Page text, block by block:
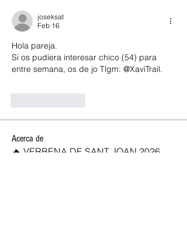
joseksat
Feb 16
Hola pareja.
Si os pudiera interesar chico (54) para
entre semana, os de jo Tlgm: @XaviTrail.
Acerca de
🔥 VERBENA DE SANT JOAN 2026,